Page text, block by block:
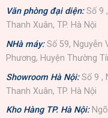
Văn phòng đại diện:Số 9 ,
Thanh Xuân, TP. Hà Nội
NHà máy: Số 59, Nguyễn
Phương, Huyện Thường
Showroom Hà Nội: Số 9 ,
Thanh Xuân, TP. Hà Nội
Kho Hàng TP. Hà Nội: